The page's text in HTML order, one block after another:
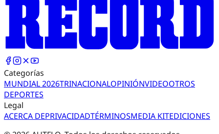
Categorías
MUNDIAL 2026TRINACIONALOPINIÓNVIDEOOTROS
DEPORTES
Legal
ACERCA DEPRIVACIDADTÉRMINOSMEDIA KITEDICIONES